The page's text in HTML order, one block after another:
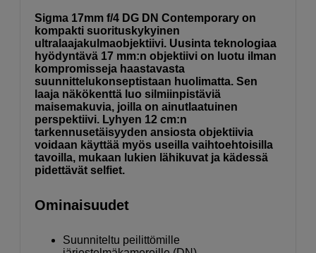
Sigma 17mm f/4 DG DN Contemporary on
kompakti suorituskykyinen
ultralaajakulmaobjektiivi. Uusinta teknologiaa
hyödyntävä 17 mm:n objektiivi on luotu ilman
kompromisseja haastavasta
suunnittelukonseptistaan huolimatta. Sen
laaja näkökenttä luo silmiinpistäviä
maisemakuvia, joilla on ainutlaatuinen
perspektiivi. Lyhyen 12 cm:n
tarkennusetäisyyden ansiosta objektiivia
voidaan käyttää myös useilla vaihtoehtoisilla
tavoilla, mukaan lukien lähikuvat ja kädessä
pidettävät selfiet.
Ominaisuudet
Suunniteltu peilittömille